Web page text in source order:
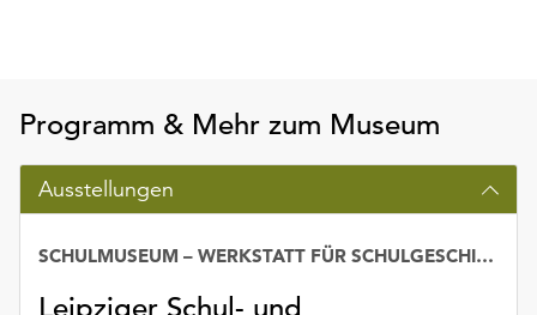
Programm & Mehr zum Museum
Ausstellungen
Leipziger Schul- und
SCHULMUSEUM – WERKSTATT FÜR SCHULGESCHICHTE LEIPZIG
Datum